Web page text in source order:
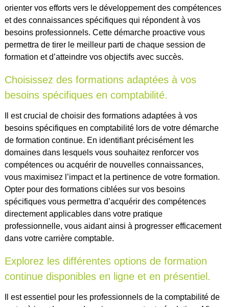
orienter vos efforts vers le développement des compétences
et des connaissances spécifiques qui répondent à vos
besoins professionnels. Cette démarche proactive vous
permettra de tirer le meilleur parti de chaque session de
formation et d’atteindre vos objectifs avec succès.
Choisissez des formations adaptées à vos
besoins spécifiques en comptabilité.
Il est crucial de choisir des formations adaptées à vos
besoins spécifiques en comptabilité lors de votre démarche
de formation continue. En identifiant précisément les
domaines dans lesquels vous souhaitez renforcer vos
compétences ou acquérir de nouvelles connaissances,
vous maximisez l’impact et la pertinence de votre formation.
Opter pour des formations ciblées sur vos besoins
spécifiques vous permettra d’acquérir des compétences
directement applicables dans votre pratique
professionnelle, vous aidant ainsi à progresser efficacement
dans votre carrière comptable.
Explorez les différentes options de formation
continue disponibles en ligne et en présentiel.
Il est essentiel pour les professionnels de la comptabilité de